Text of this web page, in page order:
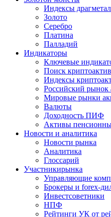
Индексы
Золото
Серебро
Платина
Палладий
Индикаторы
Ключевые
Поиск
Индексы
Российский рынок
Мировые рынки
Валюты
Доходность ПИФ
Активы
Новости и аналитика
Новости рынка
Аналитика
Глоссарий
Участникирынка
Управляющие
Брокеры и forex-
Инвестсоветники
НПФ
Рейтинги УК от